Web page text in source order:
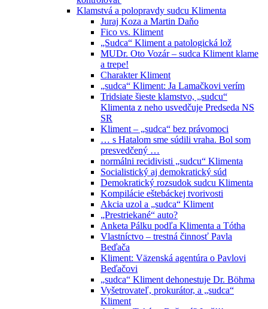
Klamstvá a polopravdy sudcu Klimenta
Juraj Koza a Martin Daňo
Fico vs. Kliment
„Sudca“ Kliment a patologická lož
MUDr. Oto Vozár – sudca Kliment klame
a trepe!
Charakter Kliment
„sudca“ Kliment: Ja Lamačkovi verím
Tridsiate šieste klamstvo, „sudcu“
Klimenta z neho usvedčuje Predseda NS
SR
Kliment – „sudca“ bez právomoci
… s Hatalom sme súdili vraha. Bol som
presvedčený …
normálni recidivisti „sudcu“ Klimenta
Socialistický aj demokratický súd
Demokratický rozsudok sudcu Klimenta
Kompilácie eštebáckej tvorivosti
Akcia uzol a „sudca“ Kliment
„Prestriekané“ auto?
Anketa Pálku podľa Klimenta a Tótha
Vlastníctvo – trestná činnosť Pavla
Beďača
Kliment: Väzenská agentúra o Pavlovi
Beďačovi
„sudca“ Kliment dehonestuje Dr. Böhma
Vyšetrovateľ, prokurátor, a „sudca“
Kliment